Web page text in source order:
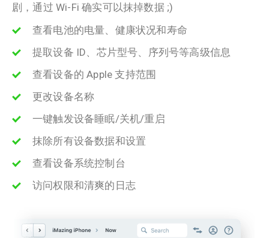
剧，通过 Wi-Fi 确实可以抹掉数据 ;)
查看电池的电量、健康状况和寿命
提取设备 ID、芯片型号、序列号等高级信息
查看设备的 Apple 支持范围
更改设备名称
一键触发设备睡眠/关机/重启
抹除所有设备数据和设置
查看设备系统控制台
访问权限和清爽的日志